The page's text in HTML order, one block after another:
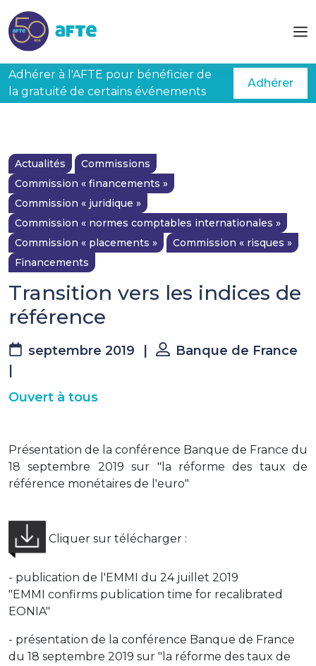
Adhérer à l'AFTE pour bénéficier de
la gratuité de certains événements
Adhérer
Actualités
Commissions
Commission « financements »
Commission « juridique »
Commission « normes comptables internationales »
Commission « placements »
Commission « risques »
Financements
Transition vers les indices de
référence
septembre 2019
Banque de France
Ouvert à tous
Présentation de la conférence Banque de France du
18 septembre 2019 sur "la réforme des taux de
référence monétaires de l'euro"
Cliquer sur télécharger :
- publication de l'EMMI du 24 juillet 2019
"EMMI confirms publication time for recalibrated
EONIA"
- présentation de la conférence Banque de France
du 18 septembre 2019 sur "la réforme des taux de